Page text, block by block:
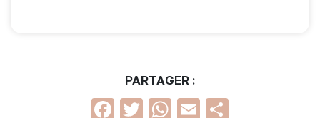
PARTAGER :
Facebook
Twitter
WhatsApp
Email